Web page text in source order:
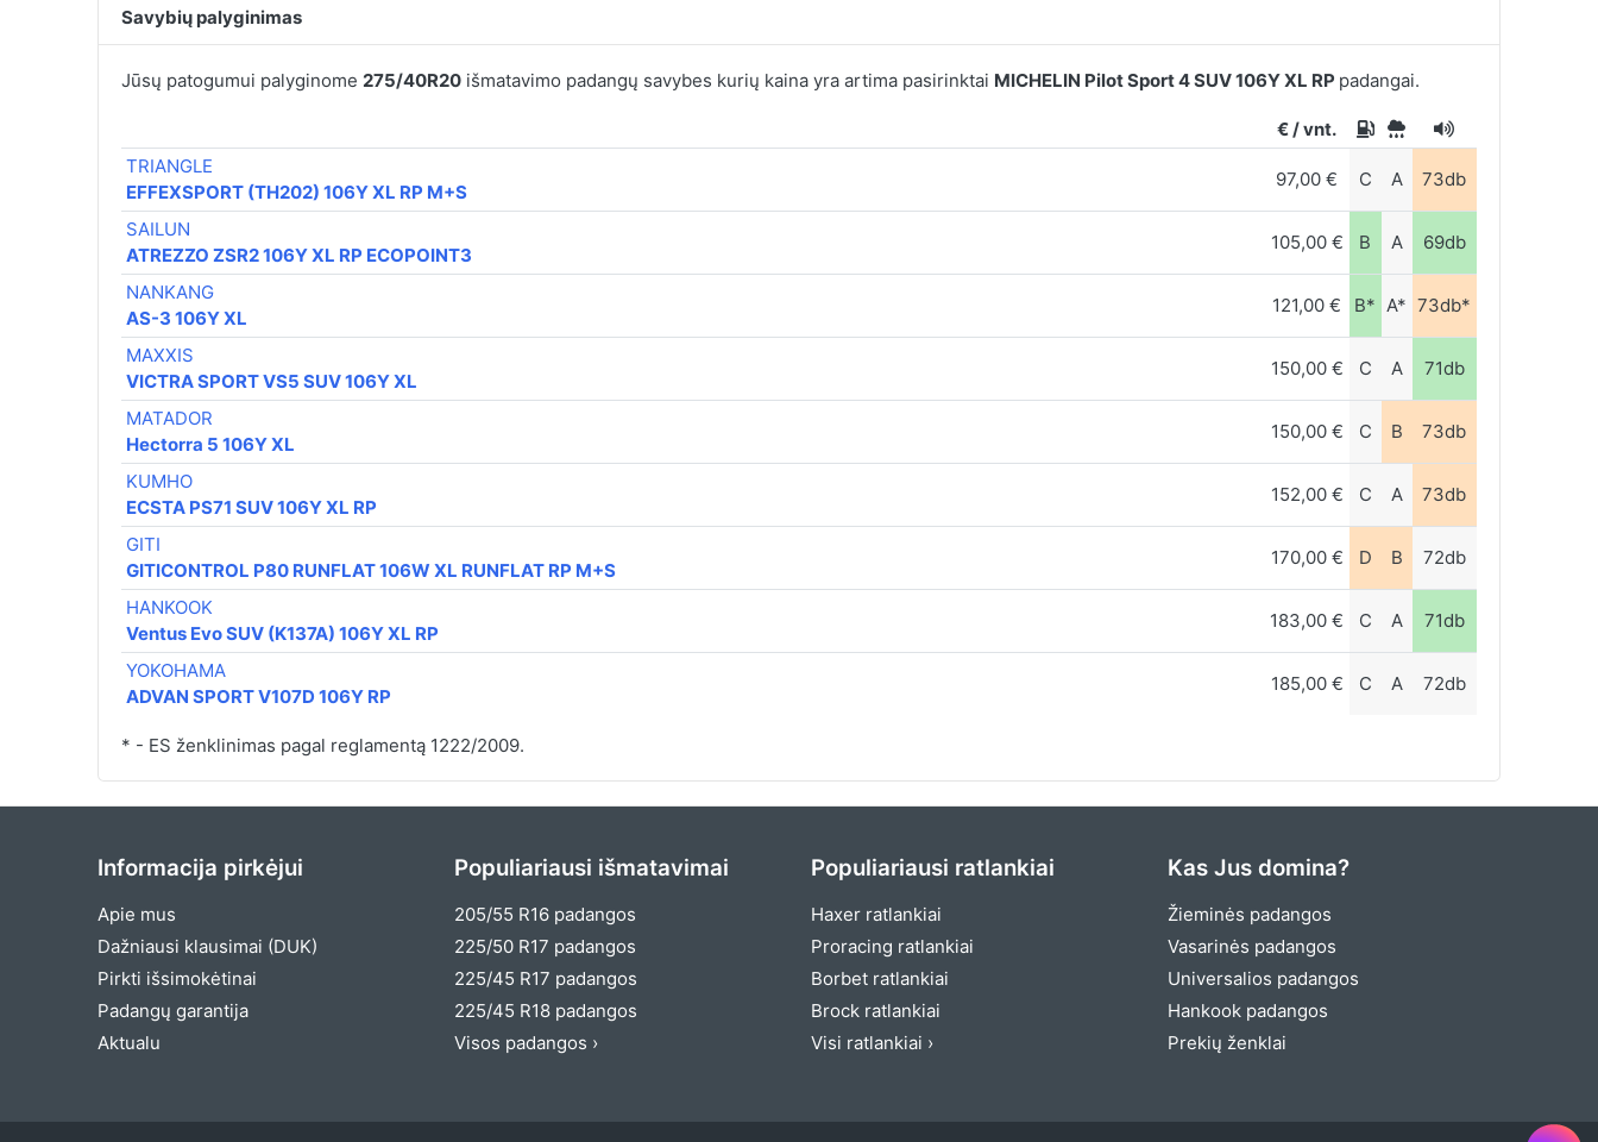
Savybių palyginimas
Jūsų patogumui palyginome 275/40R20išmatavimo padangų savybes kurių kaina yra artima pasirinktai MICHELIN Pilot Sport 4 SUV 106Y XL RP padangai.
€ / vnt.
TRIANGLE
EFFEXSPORT (TH202) 106Y XL RP M+S
97,00 € C A 73db
SAILUN
ATREZZO ZSR2 106Y XL RP ECOPOINT3
105,00 € B A 69db
NANKANG
AS-3 106Y XL
121,00 € B* A* 73db*
MAXXIS
VICTRA SPORT VS5 SUV 106Y XL
150,00 € C A 71db
MATADOR
Hectorra 5 106Y XL
150,00 € C B 73db
KUMHO
ECSTA PS71 SUV 106Y XL RP
152,00 € C A 73db
GITI
GITICONTROL P80 RUNFLAT 106W XL RUNFLAT RP M+S
170,00 € D B 72db
HANKOOK
Ventus Evo SUV (K137A) 106Y XL RP
183,00 € C A 71db
YOKOHAMA
ADVAN SPORT V107D 106Y RP
185,00 € C A 72db
* - ES ženklinimas pagal reglamentą 1222/2009.
Informacija pirkėjui
Apie mus
Dažniausi klausimai (DUK)
Pirkti išsimokėtinai
Padangų garantija
Aktualu
Populiariausi išmatavimai
205/55 R16 padangos
225/50 R17 padangos
225/45 R17 padangos
225/45 R18 padangos
Visos padangos ›
Populiariausi ratlankiai
Haxer ratlankiai
Proracing ratlankiai
Borbet ratlankiai
Brock ratlankiai
Visi ratlankiai ›
Kas Jus domina?
Žieminės padangos
Vasarinės padangos
Universalios padangos
Hankook padangos
Prekių ženklai